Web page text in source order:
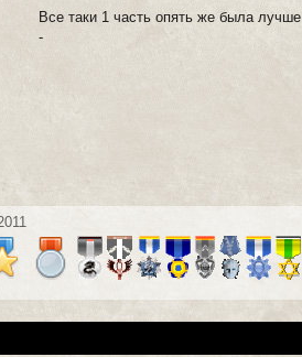
Все таки 1 часть опять же была лучше
-